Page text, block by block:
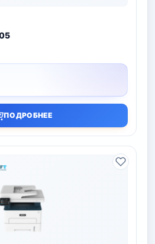
ПОДРОБНЕЕ